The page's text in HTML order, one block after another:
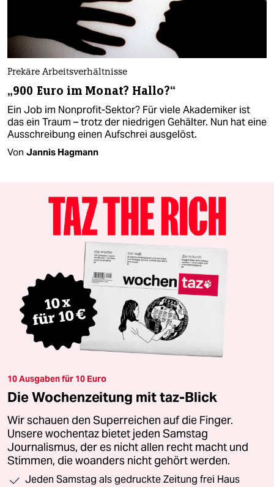
Prekäre Arbeitsverhältnisse
„900 Euro im Monat? Hallo?“
Ein Job im Nonprofit-Sektor? Für viele Akademiker ist
das ein Traum – trotz der niedrigen Gehälter. Nun hat eine
Ausschreibung einen Aufschrei ausgelöst.
Von Jannis Hagmann
10 Ausgaben für 10 Euro
Die Wochenzeitung mit taz-Blick
Wir schauen den Superreichen auf die Finger.
Unsere wochentaz bietet jeden Samstag
Journalismus, der es nicht allen recht macht und
Stimmen, die woanders nicht gehört werden.
Jeden Samstag als gedruckte Zeitung frei Haus